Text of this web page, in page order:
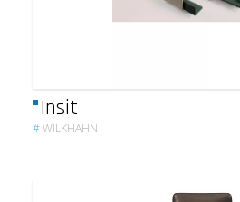
Insit
#WILKHAHN